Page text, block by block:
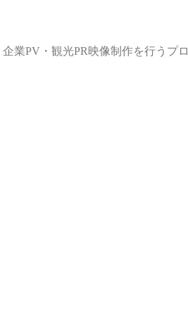
業PV・観光PR映像制作を行うプ